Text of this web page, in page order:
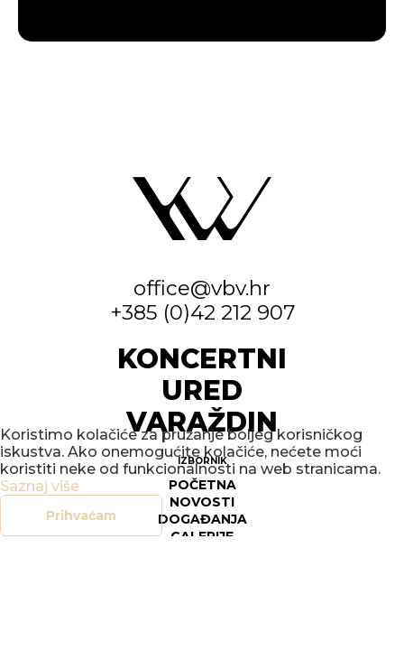
office@vbv.hr
+385 (0)42 212 907
KONCERTNI
URED
VARAŽDIN
IZBORNIK
POČETNA
NOVOSTI
DOGAĐANJA
GALERIJE
Koristimo kolačiće za pružanje boljeg korisničkog
iskustva. Ako onemogućite kolačiće, nećete moći
koristiti neke od funkcionalnosti na web stranicama.
Saznaj više
Prihvaćam